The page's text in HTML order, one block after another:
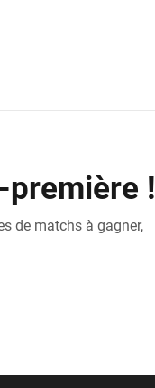
!
de matchs à gagner,